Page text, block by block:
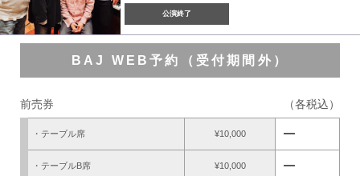
公演終了
BAJ WEB予約（受付期間外）
前売券 （各税込）
・テーブル席 ¥10,000 remove
・テーブルB席 ¥10,000 remove